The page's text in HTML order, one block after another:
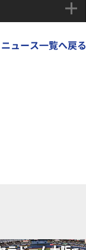
ニュース一覧へ戻る